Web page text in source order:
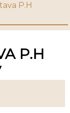
P.H
P.H